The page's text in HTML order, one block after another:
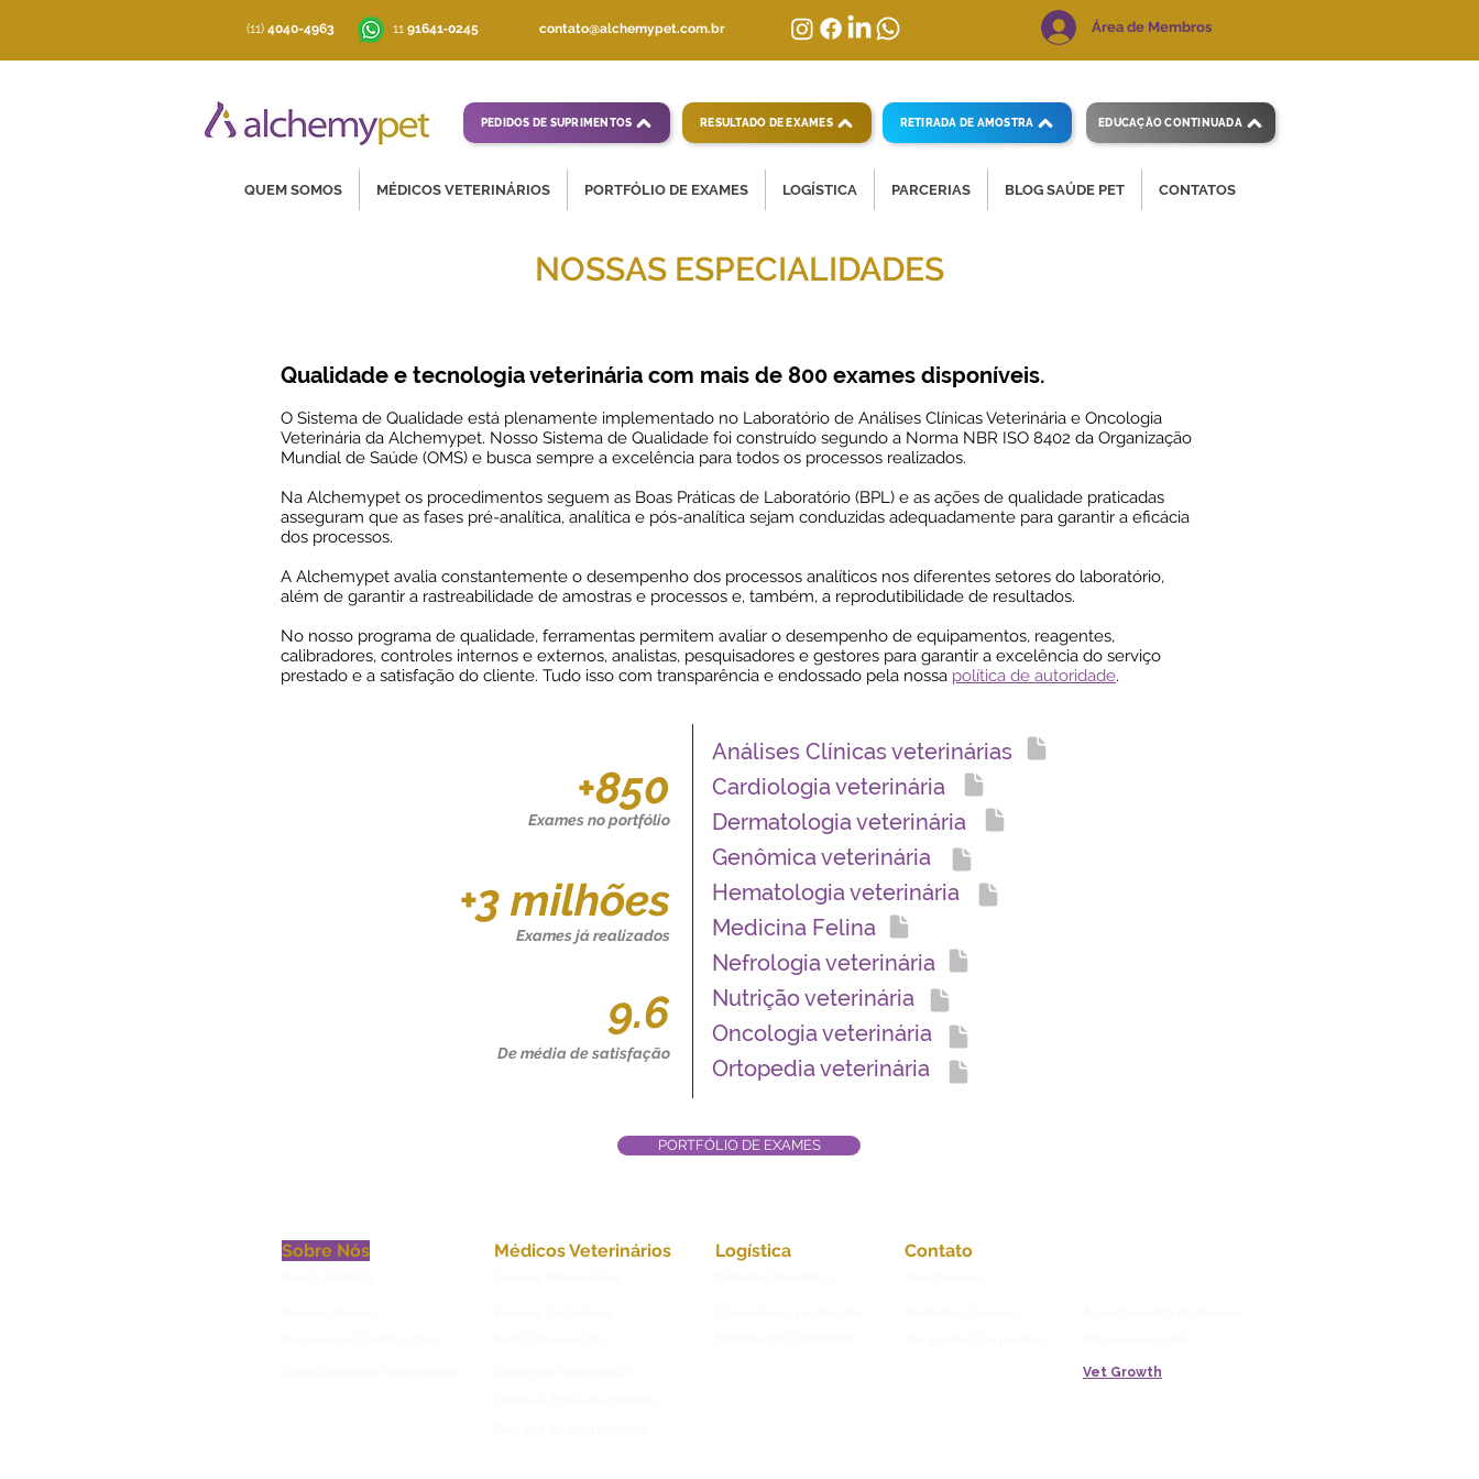
(11) 4040-4963 ‪11 91641‑0245 contato@alchemypet.com.br Área de Membros
PEDIDOS DE SUPRIMENTOS RESULTADO DE EXAMES RETIRADA DE AMOSTRA EDUCAÇÃO CONTINUADA
QUEM SOMOS MÉDICOS VETERINÁRIOS PORTFÓLIO DE EXAMES LOGÍSTICA PARCERIAS BLOG SAÚDE PET CONTATOS
NOSSAS ESPECIALIDADES
Qualidade e tecnologia veterinária com mais de 800 exames disponíveis.
O Sistema de Qualidade está plenamente implementado no Laboratório de Análises Clínicas Veterinária e Oncologia
Veterinária da Alchemypet. Nosso Sistema de Qualidade foi construído segundo a Norma NBR ISO 8402 da Organização
Mundial de Saúde (OMS) e busca sempre a excelência para todos os processos realizados.
Na Alchemypet os procedimentos seguem as Boas Práticas de Laboratório (BPL) e as ações de qualidade praticadas
asseguram que as fases pré-analítica, analítica e pós-analítica sejam conduzidas adequadamente para garantir a eficácia
dos processos.
A Alchemypet avalia constantemente o desempenho dos processos analíticos nos diferentes setores do laboratório,
além de garantir a rastreabilidade de amostras e processos e, também, a reprodutibilidade de resultados.
No nosso programa de qualidade, ferramentas permitem avaliar o desempenho de equipamentos, reagentes,
calibradores, controles internos e externos, analistas, pesquisadores e gestores para garantir a excelência do serviço
prestado e a satisfação do cliente. Tudo isso com transparência e endossado pela nossa política de autoridade.
+850
Exames no portfólio
+3 milhões
Exames já realizados
9.6
De média de satisfação
Análises Clínicas veterinárias
Cardiologia veterinária
Dermatologia veterinária
Genômica veterinária
Hematologia veterinária
Medicina Felina
Nefrologia veterinária
Nutrição veterinária
Oncologia veterinária
Ortopedia veterinária
PORTFÓLIO DE EXAMES
Sobre Nós Médicos Veterinários Logística Contato
Vet Growth